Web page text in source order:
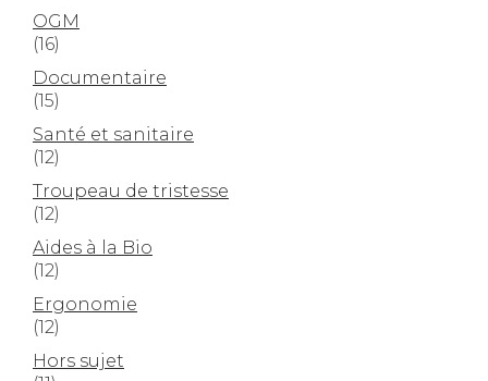
OGM
(16)
Documentaire
(15)
Santé et sanitaire
(12)
Troupeau de tristesse
(12)
Aides à la Bio
(12)
Ergonomie
(12)
Hors sujet